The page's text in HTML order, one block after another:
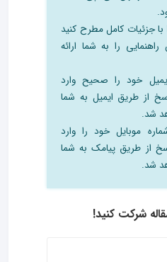
جزئیات کامل مطرح کنید
راهنمایی را به شما ارائه
خود را صحیح وارد
از طریق ایمیل به شما
شد.
موبایل خود را وارد
از طریق پیامک به شما
شد.
شرکت کنید!